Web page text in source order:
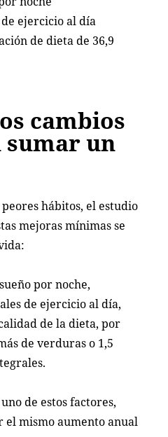
ejercicio al día
de dieta de 36,9
cambios
sumar un
hábitos, el estudio
mejoras mínimas se
por noche,
de ejercicio al día,
de la dieta, por
de verduras o 1,5
de estos factores,
mismo aumento anual